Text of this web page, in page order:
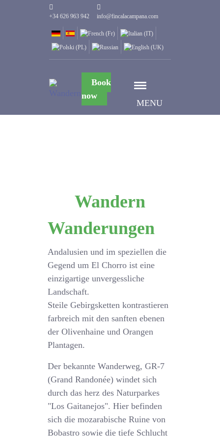
+34 626 963 942 info@fincalacampana.com
MENU
Book
now
Wandern
Wanderungen
Andalusien und im speziellen die
Gegend um El Chorro ist eine
einzigartige unvergessliche
Landschaft.
Steile Gebirgsketten kontrastieren
farbreich mit den sanften ebenen
der Olivenhaine und Orangen
Plantagen.
Der bekannte Wanderweg, GR-7
(Grand Randonée) windet sich
durch das herz des Naturparkes
"Los Gaitanejos". Hier befinden
sich die mozarabische Ruine von
Bobastro sowie die tiefe Schlucht